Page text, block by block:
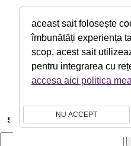
#sci-tech
#sciencenews
#sexaid
#subway
#th!nk
#theater
search
aceast sait folosește
îmbunătăți experiența
scop, acest sait
pentru integrarea cu
accesa aici politica
NU ACCEPT